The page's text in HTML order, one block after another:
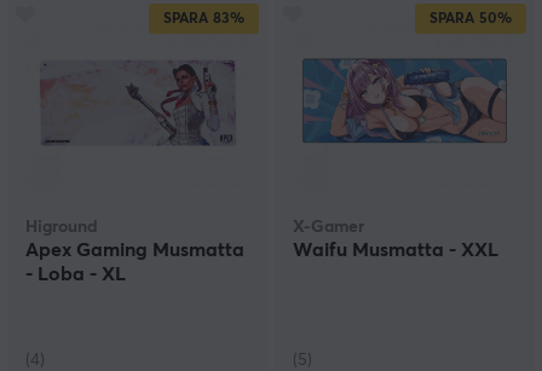
SPARA 83%
Higround
Apex Gaming Musmatta
- Loba - XL
(4)
SPARA 50%
X-Gamer
Waifu Musmatta - XXL
(5)